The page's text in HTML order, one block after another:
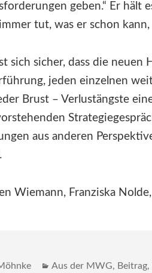
geben.“ Er hält
tut, was er schon
sich sicher, dass die neuen
jeden einzelnen
Brust – Verlustängste
aus anderen
Wiemann, Franziska
Katgeorien
Aus der MWG, Beitrag,